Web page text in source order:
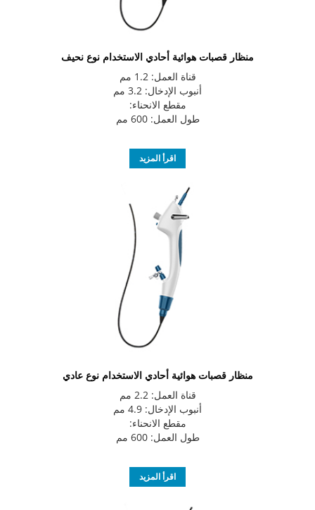
منظار قصبات هوائية أحادي الاستخدام نوع نحيف
قناة العمل: 1.2 مم
أنبوب الإدخال: 3.2 مم
مقطع الانحناء:
طول العمل: 600 مم
اقرأ المزيد
منظار قصبات هوائية أحادي الاستخدام نوع عادي
قناة العمل: 2.2 مم
أنبوب الإدخال: 4.9 مم
مقطع الانحناء:
طول العمل: 600 مم
اقرأ المزيد